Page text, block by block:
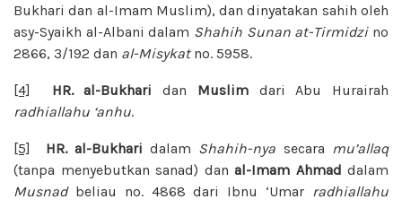
Bukhari dan al-Imam Muslim), dan dinyatakan sahih oleh
asy-Syaikh al-Albani dalam Shahih Sunan at-Tirmidzi no
2866, 3/192 dan al-Misykatno. 5958.
[4] HR. al-Bukhari dan Muslim dari Abu Hurairah
radhiallahu ‘anhu.
[5] HR. al-Bukharidalam Shahih-nya secara mu’allaq
(tanpa menyebutkan sanad) dan al-Imam Ahmad dalam
Musnad beliau no. 4868 dari Ibnu ‘Umar radhiallahu